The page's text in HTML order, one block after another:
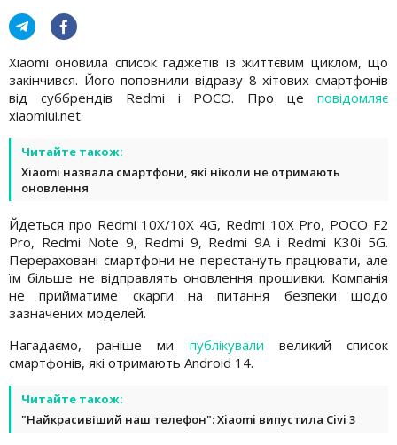
Xiaomi оновила список гаджетів із життєвим циклом, що
закінчився. Його поповнили відразу 8 хітових смартфонів
від суббрендів Redmi і POCO. Про це повідомляє
xiaomiui.net.
Читайте також:
Xiaomi назвала смартфони, які ніколи не отримають
оновлення
Йдеться про Redmi 10X/10X 4G, Redmi 10X Pro, POCO F2
Pro, Redmi Note 9, Redmi 9, Redmi 9A і Redmi K30i 5G.
Перераховані смартфони не перестануть працювати, але
їм більше не відправлять оновлення прошивки. Компанія
не прийматиме скарги на питання безпеки щодо
зазначених моделей.
Нагадаємо, раніше ми публікували великий список
смартфонів, які отримають Android 14.
Читайте також:
"Найкрасивіший наш телефон": Xiaomi випустила Civi 3